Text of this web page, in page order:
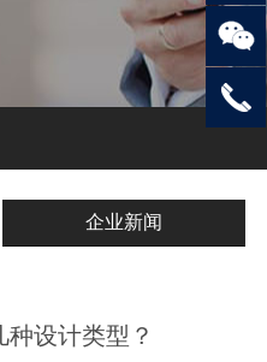
企业新闻
设计类型？